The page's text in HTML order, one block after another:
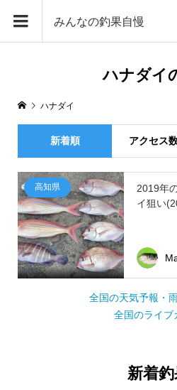
みんなの釣果自慢
ハナダイ
ハナダイ
新着順 アクセス
高知県
2019年
イ狙い
全国の天気予報・
全国のライブ
新着